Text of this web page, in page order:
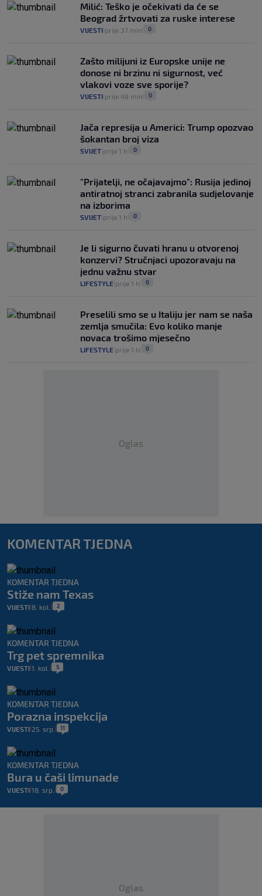
Milić: Teško je očekivati da će se
Beograd žrtvovati za ruske interese
VIJESTI prije 37 min 0
Zašto milijuni iz Europske unije ne
donose ni brzinu ni sigurnost, već
vlakovi voze sve sporije?
VIJESTI prije 49 min 0
Jača represija u Americi: Trump opozvao
šokantan broj viza
SVIJET prije 1 h 0
"Prijatelji, ne očajavajmo": Rusija jedinoj
antiratnoj stranci zabranila sudjelovanje
na izborima
SVIJET prije 1 h 0
Je li sigurno čuvati hranu u otvorenoj
konzervi? Stručnjaci upozoravaju na
jednu važnu stvar
LIFESTYLE prije 1 h 0
Preselili smo se u Italiju jer nam se naša
zemlja smučila: Evo koliko manje
novaca trošimo mjesečno
LIFESTYLE prije 1 h 0
Oglas
KOMENTAR TJEDNA
KOMENTAR TJEDNA
Stiže nam Texas
VIJESTI 8. kol. 2
KOMENTAR TJEDNA
Trg pet spremnika
VIJESTI 1. kol. 5
KOMENTAR TJEDNA
Porazna inspekcija
VIJESTI 25. srp. 11
KOMENTAR TJEDNA
Bura u čaši limunade
VIJESTI 18. srp. 0
Oglas